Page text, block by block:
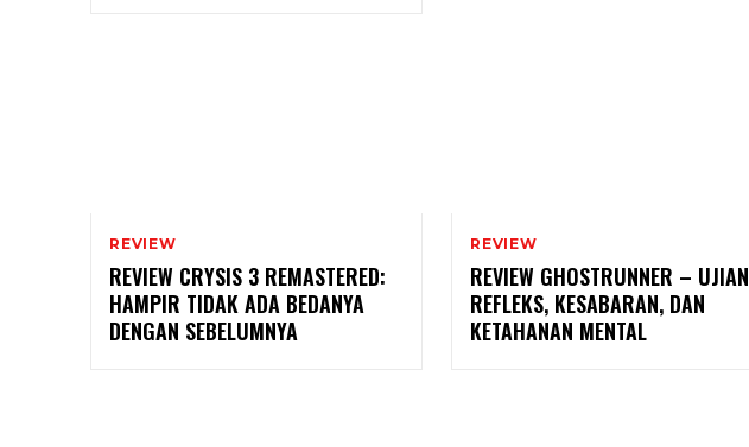
REVIEW
REVIEW CRYSIS 3 REMASTERED:
HAMPIR TIDAK ADA BEDANYA
DENGAN SEBELUMNYA
REVIEW
REVIEW GHOSTRUNNER – UJIAN
REFLEKS, KESABARAN, DAN
KETAHANAN MENTAL